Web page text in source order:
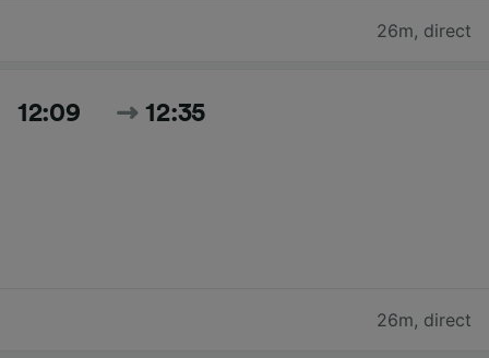
26m, direct
12:09 12:35
26m, direct